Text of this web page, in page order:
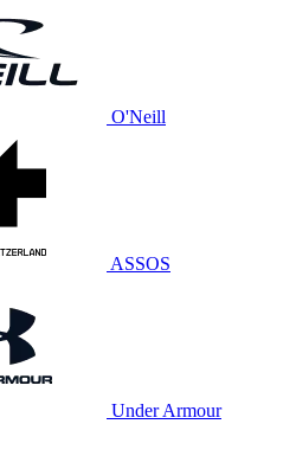
O'Neill
ASSOS
Under Armour